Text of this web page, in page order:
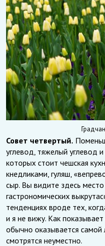
Совет четвертый.
углевод, тяжелый углевод
которых стоит чешская
кнедликами, гуляш,
сыр. Вы видите здесь
гастрономических
тенденциях вроде тех,
и я не вижу. Как
обычно оказывается самой
смотрятся неуместно.